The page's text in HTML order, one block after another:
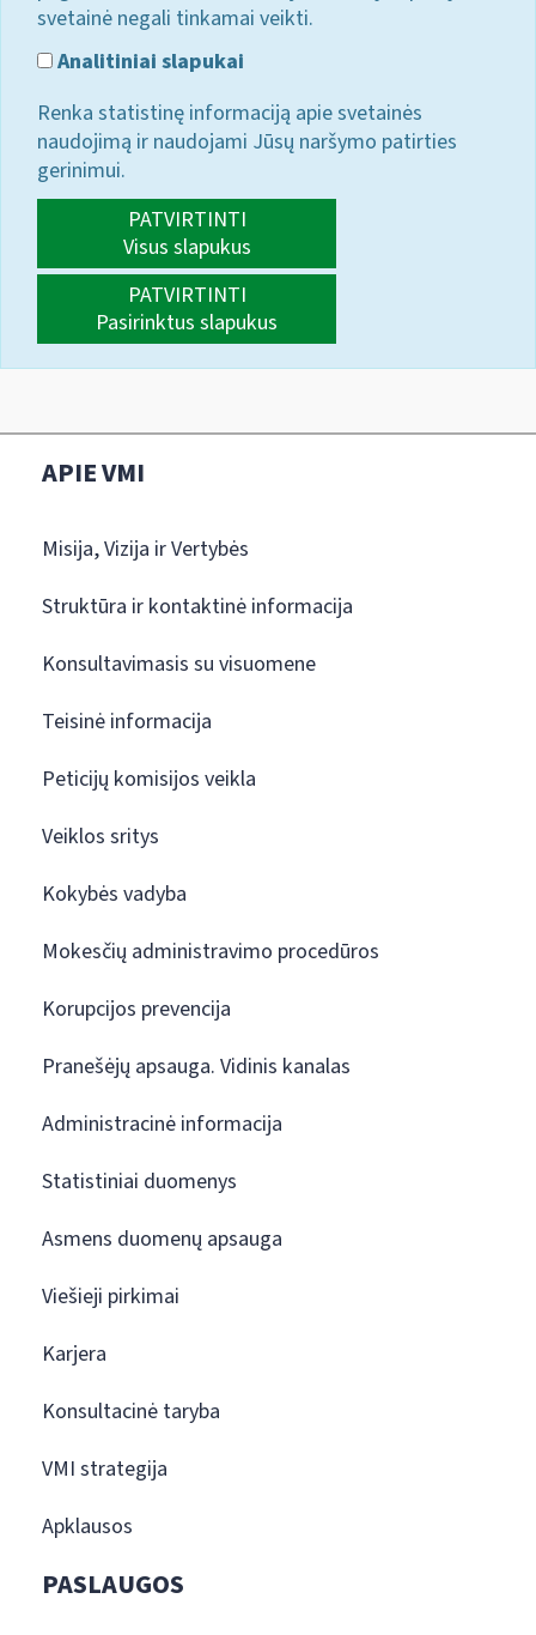
svetainė negali tinkamai veikti.
Analitiniai slapukai
Renka statistinę informaciją apie svetainės
naudojimą ir naudojami Jūsų naršymo patirties
gerinimui.
PATVIRTINTI
Visus slapukus
PATVIRTINTI
Pasirinktus slapukus
APIE VMI
Misija, Vizija ir Vertybės
Struktūra ir kontaktinė informacija
Konsultavimasis su visuomene
Teisinė informacija
Peticijų komisijos veikla
Veiklos sritys
Kokybės vadyba
Mokesčių administravimo procedūros
Korupcijos prevencija
Pranešėjų apsauga. Vidinis kanalas
Administracinė informacija
Statistiniai duomenys
Asmens duomenų apsauga
Viešieji pirkimai
Karjera
Konsultacinė taryba
VMI strategija
Apklausos
PASLAUGOS